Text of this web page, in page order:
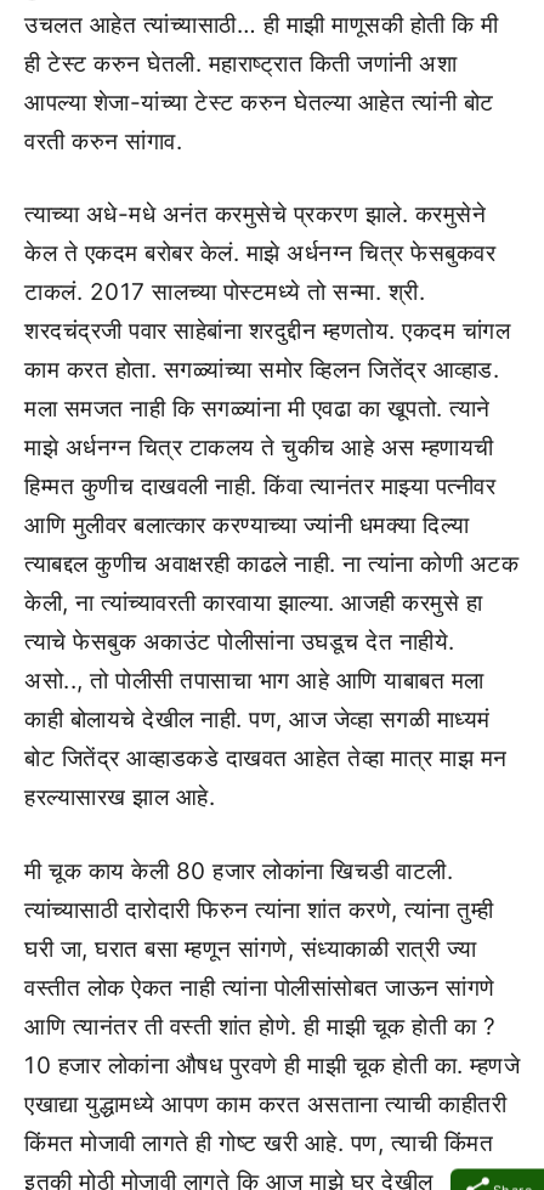
उचलत आहेत त्यांच्यासाठी… ही माझी माणूसकी होती कि मी
ही टेस्ट करुन घेतली. महाराष्ट्रात किती जणांनी अशा
आपल्या शेजा-यांच्या टेस्ट करुन घेतल्या आहेत त्यांनी बोट
वरती करुन सांगाव.
त्याच्या अधे-मधे अनंत करमुसेचे प्रकरण झाले. करमुसेने
केल ते एकदम बरोबर केलं. माझे अर्धनग्न चित्र फेसबुकवर
टाकलं. 2017 सालच्या पोस्टमध्ये तो सन्मा. श्री.
शरदचंद्रजी पवार साहेबांना शरदुद्दीन म्हणतोय. एकदम चांगल
काम करत होता. सगळ्यांच्या समोर व्हिलन जितेंद्र आव्हाड.
मला समजत नाही कि सगळ्यांना मी एवढा का खूपतो. त्याने
माझे अर्धनग्न चित्र टाकलय ते चुकीच आहे अस म्हणायची
हिम्मत कुणीच दाखवली नाही. किंवा त्यानंतर माझ्या पत्नीवर
आणि मुलीवर बलात्कार करण्याच्या ज्यांनी धमक्या दिल्या
त्याबद्दल कुणीच अवाक्षरही काढले नाही. ना त्यांना कोणी अटक
केली, ना त्यांच्यावरती कारवाया झाल्या. आजही करमुसे हा
त्याचे फेसबुक अकाउंट पोलीसांना उघडूच देत नाहीये.
असो.., तो पोलीसी तपासाचा भाग आहे आणि याबाबत मला
काही बोलायचे देखील नाही. पण, आज जेव्हा सगळी माध्यमं
बोट जितेंद्र आव्हाडकडे दाखवत आहेत तेव्हा मात्र माझ मन
हरल्यासारख झाल आहे.
मी चूक काय केली 80 हजार लोकांना खिचडी वाटली.
त्यांच्यासाठी दारोदारी फिरुन त्यांना शांत करणे, त्यांना तुम्ही
घरी जा, घरात बसा म्हणून सांगणे, संध्याकाळी रात्री ज्या
वस्तीत लोक ऐकत नाही त्यांना पोलीसांसोबत जाऊन सांगणे
आणि त्यानंतर ती वस्ती शांत होणे. ही माझी चूक होती का ?
10 हजार लोकांना औषध पुरवणे ही माझी चूक होती का. म्हणजे
एखाद्या युद्धामध्ये आपण काम करत असताना त्याची काहीतरी
किंमत मोजावी लागते ही गोष्ट खरी आहे. पण, त्याची किंमत
इतकी मोठी मोजावी लागते कि आज माझे घर देखील